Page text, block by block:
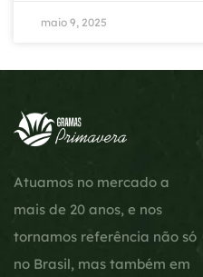
maio 9, 2025
Atuamos no mercado a
mais de 20 anos, e nos
tornamos referência não só
no Brasil, mas também em